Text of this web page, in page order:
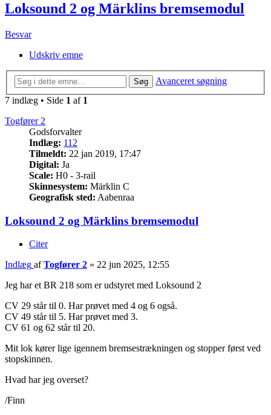
Loksound 2 og Märklins bremsemodul
Besvar
Udskriv emne
Søg
Avanceret søgning
7 indlæg • Side 1 af 1
Togfører 2
Godsforvalter
Indlæg: 112
Tilmeldt: 22 jan 2019, 17:47
Digital: Ja
Scale: H0 - 3-rail
Skinnesystem: Märklin C
Geografisk sted: Aabenraa
Loksound 2 og Märklins bremsemodul
Citer
Indlæg afTogfører 2 » 22 jun 2025, 12:55
Jeg har et BR 218 som er udstyret med Loksound 2
CV 29 står til 0. Har prøvet med 4 og 6 også.
CV 49 står til 5. Har prøvet med 3.
CV 61 og 62 står til 20.
Mit lok kører lige igennem bremsestrækningen og stopper først ved
stopskinnen.
Hvad har jeg overset?
/Finn